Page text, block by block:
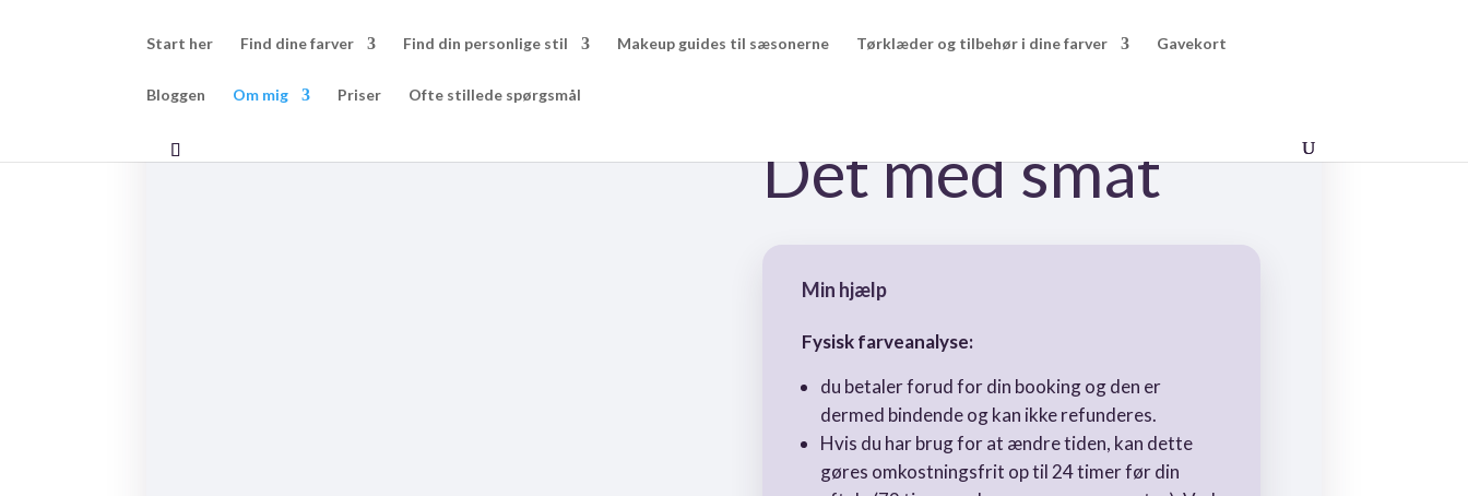
Start her Find dine farver Find din personlige stil Makeup guides til sæsonerne Tørklæder og tilbehør i dine farver Gavekort
Bloggen Om mig Priser Ofte stillede spørgsmål
Det med småt
Min hjælp
Fysisk farveanalyse:
du betaler forud for din booking og den er
dermed bindende og kan ikke refunderes.
Hvis du har brug for at ændre tiden, kan dette
gøres omkostningsfrit op til 24 timer før din